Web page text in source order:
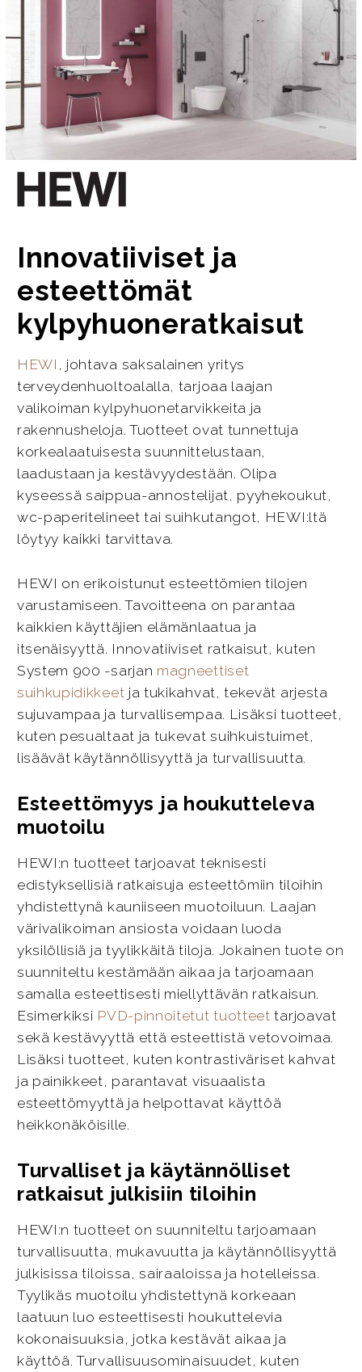
Innovatiiviset ja
esteettömät
kylpyhuoneratkaisut
HEWI , johtava saksalainen yritys
terveydenhuoltoalalla, tarjoaa laajan
valikoiman kylpyhuonetarvikkeita ja
rakennusheloja. Tuotteet ovat tunnettuja
korkealaatuisesta suunnittelustaan,
laadustaan ja kestävyydestään. Olipa
kyseessä saippua-annostelijat, pyyhekoukut,
wc-paperitelineet tai suihkutangot, HEWI:ltä
löytyy kaikki tarvittava.
HEWI on erikoistunut esteettömien tilojen
varustamiseen. Tavoitteena on parantaa
kaikkien käyttäjien elämänlaatua ja
itsenäisyyttä. Innovatiiviset ratkaisut, kuten
System 900 -sarjan magneettiset
suihkupidikkeet ja tukikahvat, tekevät arjesta
sujuvampaa ja turvallisempaa. Lisäksi tuotteet,
kuten pesualtaat ja tukevat suihkuistuimet,
lisäävät käytännöllisyyttä ja turvallisuutta.
Esteettömyys ja houkutteleva
muotoilu
HEWI:n tuotteet tarjoavat teknisesti
edistyksellisiä ratkaisuja esteettömiin tiloihin
yhdistettynä kauniiseen muotoiluun. Laajan
värivalikoiman ansiosta voidaan luoda
yksilöllisiä ja tyylikkäitä tiloja. Jokainen tuote on
suunniteltu kestämään aikaa ja tarjoamaan
samalla esteettisesti miellyttävän ratkaisun.
Esimerkiksi PVD-pinnoitetut tuotteet tarjoavat
sekä kestävyyttä että esteettistä vetovoimaa.
Lisäksi tuotteet, kuten kontrastiväriset kahvat
ja painikkeet, parantavat visuaalista
esteettömyyttä ja helpottavat käyttöä
heikkonäköisille.
Turvalliset ja käytännölliset
ratkaisut julkisiin tiloihin
HEWI:n tuotteet on suunniteltu tarjoamaan
turvallisuutta, mukavuutta ja käytännöllisyyttä
julkisissa tiloissa, sairaaloissa ja hotelleissa.
Tyylikäs muotoilu yhdistettynä korkeaan
laatuun luo esteettisesti houkuttelevia
kokonaisuuksia, jotka kestävät aikaa ja
käyttöä. Turvallisuusominaisuudet, kuten